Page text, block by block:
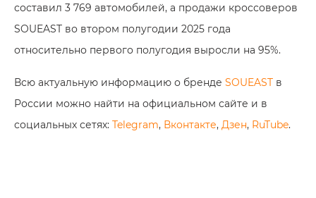
составил 3 769 автомобилей, а продажи кроссоверов
SOUEAST во втором полугодии 2025 года
относительно первого полугодия выросли на 95%.
Всю актуальную информацию о бренде SOUEAST в
России можно найти на официальном сайте и в
социальных сетях: Telegram, Вконтакте, Дзен, RuTube.